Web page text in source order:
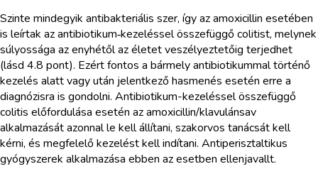
Szinte mindegyik antibakteriális szer, így az amoxicillin esetében
is leírtak az antibiotikum‑kezeléssel összefüggő colitist, melynek
súlyossága az enyhétől az életet veszélyeztetőig terjedhet
(lásd 4.8 pont). Ezért fontos a bármely antibiotikummal történő
kezelés alatt vagy után jelentkező hasmenés esetén erre a
diagnózisra is gondolni. Antibiotikum-kezeléssel összefüggő
colitis előfordulása esetén az amoxicillin/klavulánsav
alkalmazását azonnal le kell állítani, szakorvos tanácsát kell
kérni, és megfelelő kezelést kell indítani. Antiperisztaltikus
gyógyszerek alkalmazása ebben az esetben ellenjavallt.